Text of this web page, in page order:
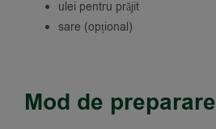
ulei pentru prăjit
sare (opțional)
Mod de preparare